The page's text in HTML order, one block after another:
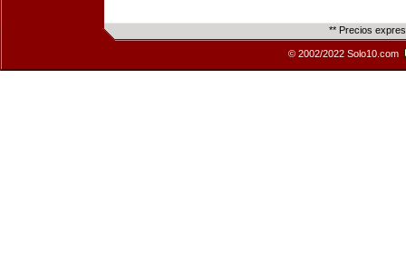
** Precios
© 2002/2022 Solo10.com